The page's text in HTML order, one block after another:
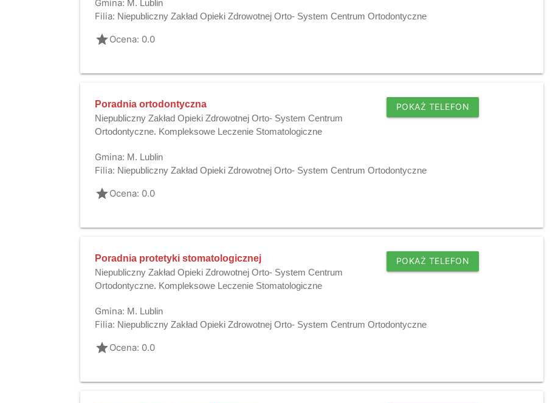
Gmina: M. Lublin
Filia: Niepubliczny Zakład Opieki Zdrowotnej Orto- System Centrum Ortodontyczne
gradeOcena: 0.0
Poradnia ortodontyczna
Niepubliczny Zakład Opieki Zdrowotnej Orto- System Centrum
Ortodontyczne. Kompleksowe Leczenie Stomatologiczne
POKAŻ TELEFON
Gmina: M. Lublin
Filia: Niepubliczny Zakład Opieki Zdrowotnej Orto- System Centrum Ortodontyczne
gradeOcena: 0.0
Poradnia protetyki stomatologicznej
Niepubliczny Zakład Opieki Zdrowotnej Orto- System Centrum
Ortodontyczne. Kompleksowe Leczenie Stomatologiczne
POKAŻ TELEFON
Gmina: M. Lublin
Filia: Niepubliczny Zakład Opieki Zdrowotnej Orto- System Centrum Ortodontyczne
gradeOcena: 0.0